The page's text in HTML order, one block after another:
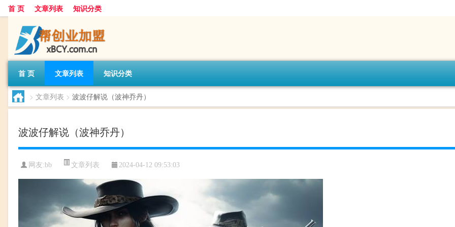
首 页 文章列表 知识分类
首 页 文章列表 知识分类
> 文章列表 > 波波仔解说（波神乔丹）
波波仔解说（波神乔丹）
网友:bb 文章列表 2024-04-12 09:53:03